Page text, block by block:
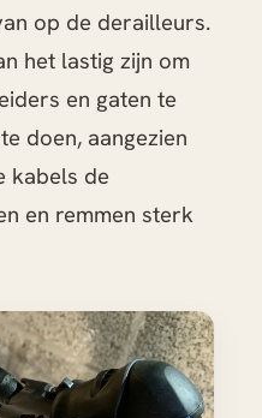
op de derailleurs.
het lastig zijn om
en gaten te
doen, aangezien
kabels de
en remmen sterk